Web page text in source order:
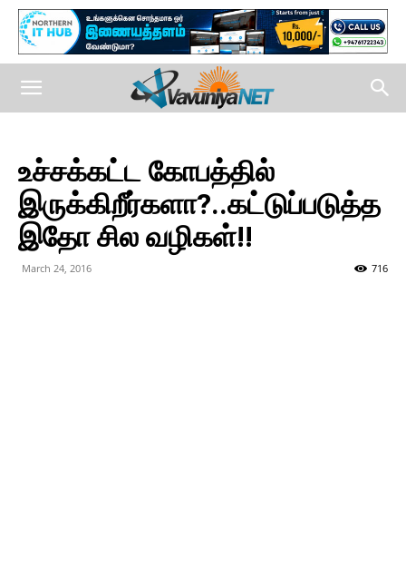
உச்சக்கட்ட கோபத்தில்
இருக்கிறீர்களா?..கட்டுப்படுத்த
இதோ சில வழிகள்!!
March 24, 2016 716